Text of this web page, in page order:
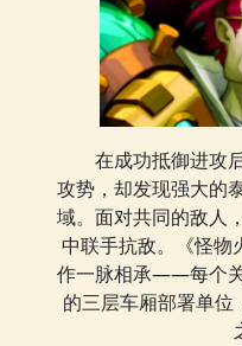
在成功抵御进攻
攻势，却发现强大的
域。面对共同的敌人
中联手抗敌。《怪物
作一脉相承——每个
的三层车厢部署单位